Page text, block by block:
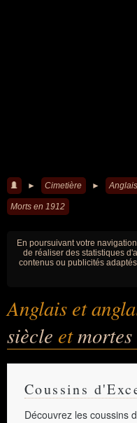
► Cimetière ►
Morts en 1912
En poursuivant votre
de réaliser des statistiques
contenus ou publicités
Anglais et
siècle et
Coussins
Découvrez les coussins